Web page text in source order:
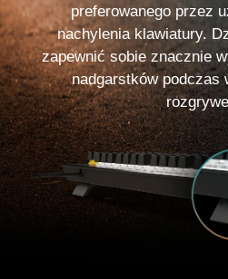
preferowanego przez
nachylenia klawiatury.
zapewnić sobie znacznie
nadgarstków podczas